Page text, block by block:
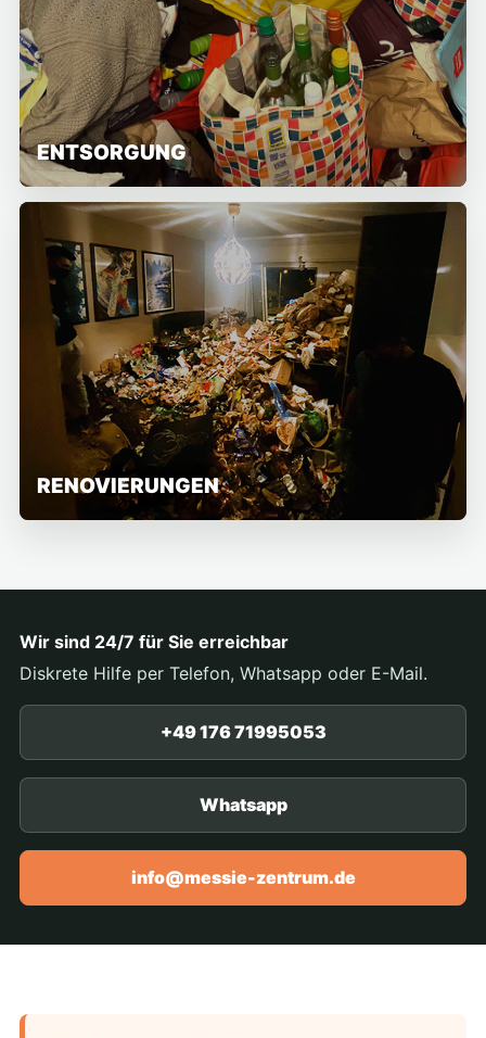
ENTSORGUNG
RENOVIERUNGEN
Wir sind 24/7 für Sie erreichbar
Diskrete Hilfe per Telefon, Whatsapp oder E-Mail.
+49 176 71995053
Whatsapp
info@messie-zentrum.de